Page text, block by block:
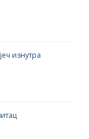
изнутра